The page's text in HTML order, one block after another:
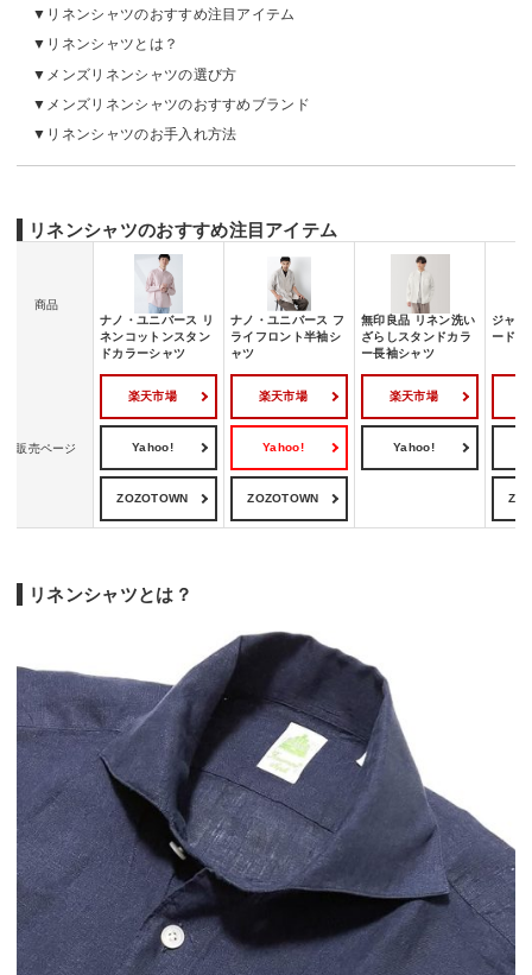
リネンシャツのおすすめ注目アイテム
リネンシャツとは？
メンズリネンシャツの選び方
メンズリネンシャツのおすすめブランド
リネンシャツのお手入れ方法
リネンシャツのおすすめ注目アイテム
商品
ナノ・ユニバース リ
ネンコットンスタン
ドカラーシャツ
ナノ・ユニバース フ
ライフロント半袖シ
ャツ
無印良品 リネン洗い
ざらしスタンドカラ
ー長袖シャツ
ジャー
ード
販売ページ
楽天市場
Yahoo!
ZOZOTOWN
楽天市場
Yahoo!
ZOZOTOWN
楽天市場
Yahoo!
リネンシャツとは？